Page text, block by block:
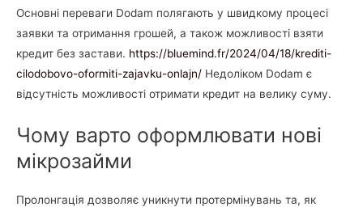
Основні переваги Dodam полягають у швидкому процесі
заявки та отримання грошей, а також можливості взяти
кредит без застави. https://bluemind.fr/2024/04/18/krediti-
cilodobovo-oformiti-zajavku-onlajn/ Недоліком Dodam є
відсутність можливості отримати кредит на велику суму.
Чому варто оформлювати нові
мікрозайми
Пролонгація дозволяє уникнути протермінувань та, як